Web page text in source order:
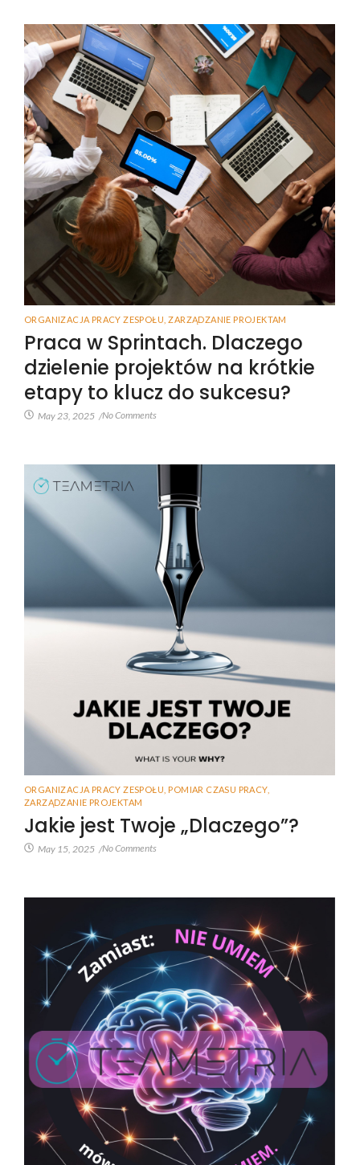
ORGANIZACJA PRACY ZESPOŁU ZARZĄDZANIE PROJEKTAM
Praca w Sprintach. Dlaczego
dzielenie projektów na krótkie
etapy to klucz do sukcesu?
May 23, 2025 /No Comments
ORGANIZACJA PRACY ZESPOŁU POMIAR CZASU PRACY,
ZARZĄDZANIE PROJEKTAM
Jakie jest Twoje „Dlaczego”?
May 15, 2025 /No Comments